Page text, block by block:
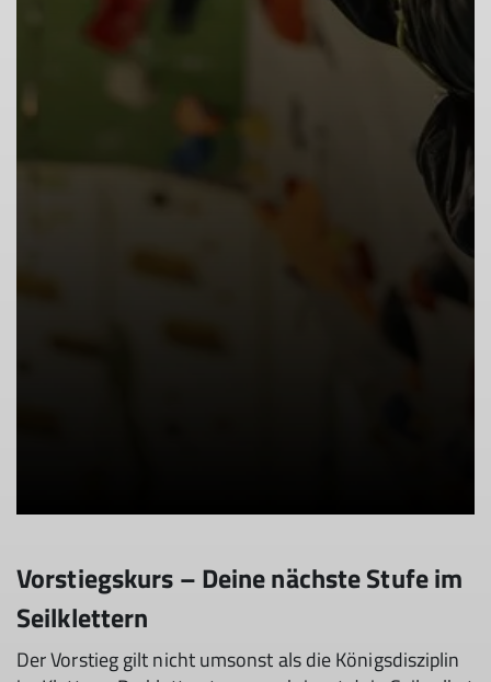
Vorstiegskurs – Deine nächste Stufe im
Seilklettern
Der Vorstieg gilt nicht umsonst als die Königsdisziplin